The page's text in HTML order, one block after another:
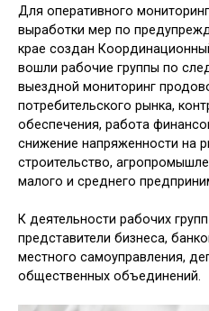
Для оперативного
выработки мер по
крае создан
вошли рабочие группы по
выездной мониторинг
потребительского рынка,
обеспечения, работа
снижение напряженности на
строительство,
малого и среднего
К деятельности рабочих
представители бизнеса,
местного самоуправления,
общественных объединений.